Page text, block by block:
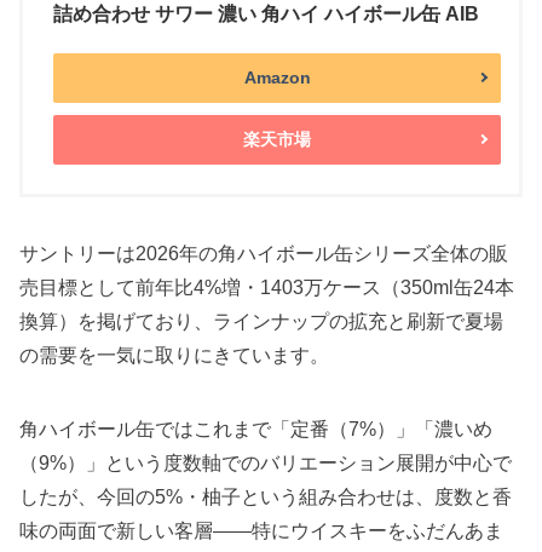
詰め合わせ サワー 濃い 角ハイ ハイボール缶 AIB
Amazon
楽天市場
サントリーは2026年の角ハイボール缶シリーズ全体の販
売目標として前年比4%増・1403万ケース（350ml缶24本
換算）を掲げており、ラインナップの拡充と刷新で夏場
の需要を一気に取りにきています。
角ハイボール缶ではこれまで「定番（7%）」「濃いめ
（9%）」という度数軸でのバリエーション展開が中心で
したが、今回の5%・柚子という組み合わせは、度数と香
味の両面で新しい客層——特にウイスキーをふだんあま